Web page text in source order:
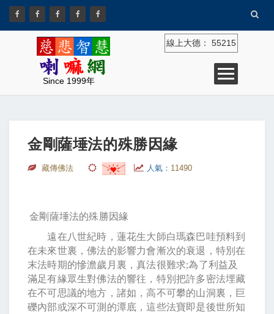
Since 1999年
線上大德： 55215
金剛薩埵法的殊勝因緣
藏傳佛法 人氣： 11490
金剛薩埵法的殊勝因緣
遠在八世紀時，蓮花生大師白瑪森巴哇預料到
在未來世裏，佛法的影響力會漸次的衰退，特別在
末法時期的慘澹歲月裏，真法很難求;為了利益及
滿足有緣眾生對佛法的響往，特別把許多密法埋藏
在不可思議的地方，諸如，高不可攀的山洞裏，巨
礫內部或深不可測的潭底，這些法寶即是後世所知